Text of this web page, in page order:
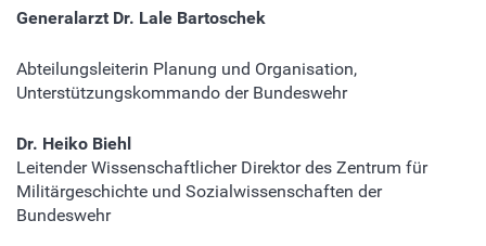
Generalarzt Dr. Lale Bartoschek
Abteilungsleiterin Planung und Organisation,
Unterstützungskommando der Bundeswehr
Dr. Heiko Biehl
Leitender Wissenschaftlicher Direktor des Zentrum für
Militärgeschichte und Sozialwissenschaften der
Bundeswehr